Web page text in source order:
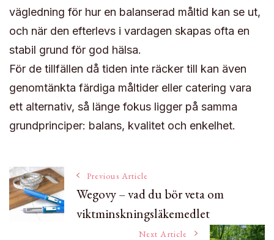
vägledning för hur en balanserad måltid kan se ut,
och när den efterlevs i vardagen skapas ofta en
stabil grund för god hälsa.
För de tillfällen då tiden inte räcker till kan även
genomtänkta färdiga måltider eller catering vara
ett alternativ, så länge fokus ligger på samma
grundprinciper: balans, kvalitet och enkelhet.
Post
Navigation
Previous Article
Wegovy – vad du bör veta om
viktminskningsläkemedlet
Next Article